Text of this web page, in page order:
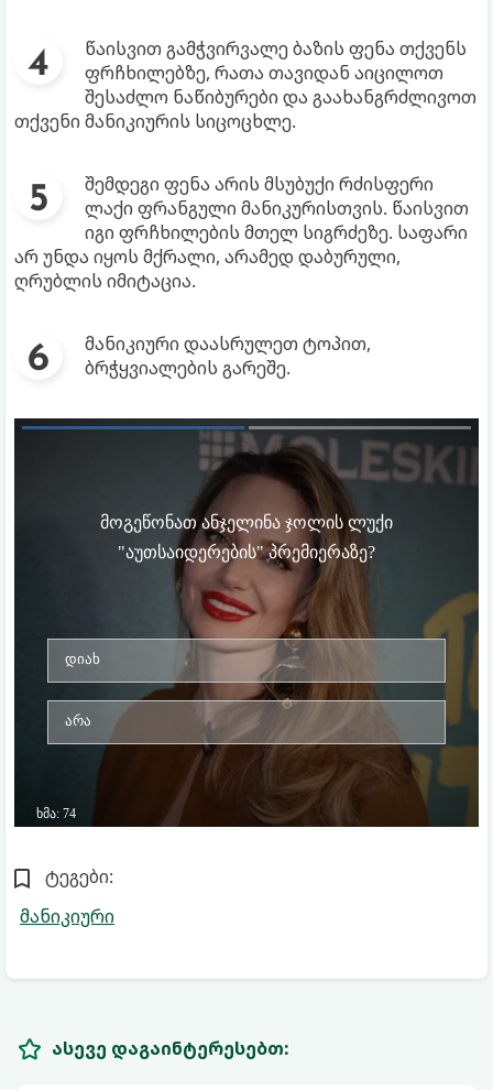
წაისვით გამჭვირვალე ბაზის ფენა თქვენს
ფრჩხილებზე, რათა თავიდან აიცილოთ
შესაძლო ნაწიბურები და გაახანგრძლივოთ
თქვენი მანიკიურის სიცოცხლე.
შემდეგი ფენა არის მსუბუქი რძისფერი
ლაქი ფრანგული მანიკურისთვის. წაისვით
იგი ფრჩხილების მთელ სიგრძეზე. საფარი
არ უნდა იყოს მქრალი, არამედ დაბურული,
ღრუბლის იმიტაცია.
მანიკიური დაასრულეთ ტოპით,
ბრჭყვიალების გარეშე.
ტეგები:
მანიკიური
ასევე დაგაინტერესებთ: